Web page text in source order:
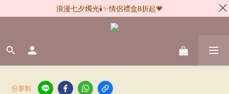
分享到
浪漫七夕燭光🕯️✨情侶禮盒8折起💗